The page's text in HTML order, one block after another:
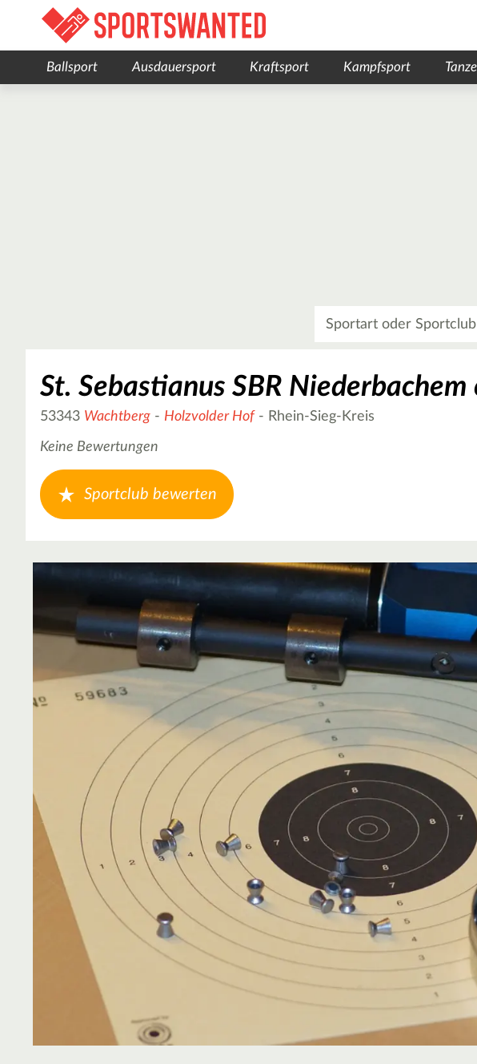
Ballsport Ausdauersport Kraftsport Kampfsport
St. Sebastianus SBR Niederbachem
53343 Wachtberg - Holzvolder Hof - Rhein-Sieg-Kreis
Keine Bewertungen
Sportclub bewerten